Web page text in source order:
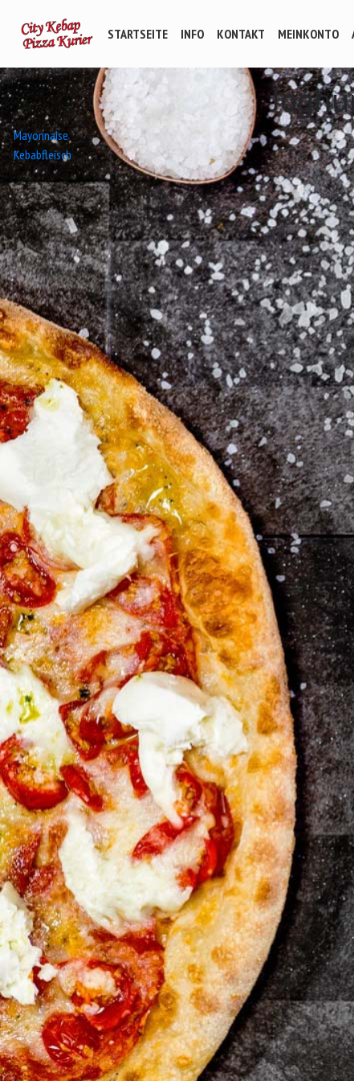
STARTSEITE INFO KONTAKT MEINKONTO
Beitrags-
Navigation
Mayonnaise
Kebabfleisch